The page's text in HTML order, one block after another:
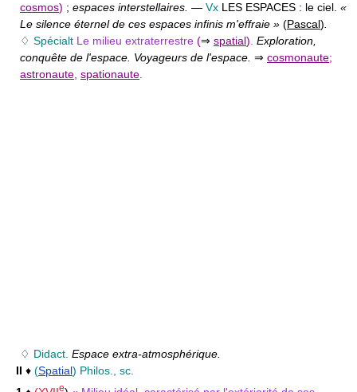
cosmos) ; espaces interstellaires. — Vx LES ESPACES : le ciel. «
Le silence éternel de ces espaces infinis m'effraie » (Pascal).
♢ Spécialt Le milieu extraterrestre (⇒ spatial). Exploration,
conquête de l'espace. Voyageurs de l'espace. ⇒ cosmonaute;
astronaute, spationaute.
♢ Didact. Espace extra-atmosphérique.
II ♦ (Spatial) Philos., sc.
e